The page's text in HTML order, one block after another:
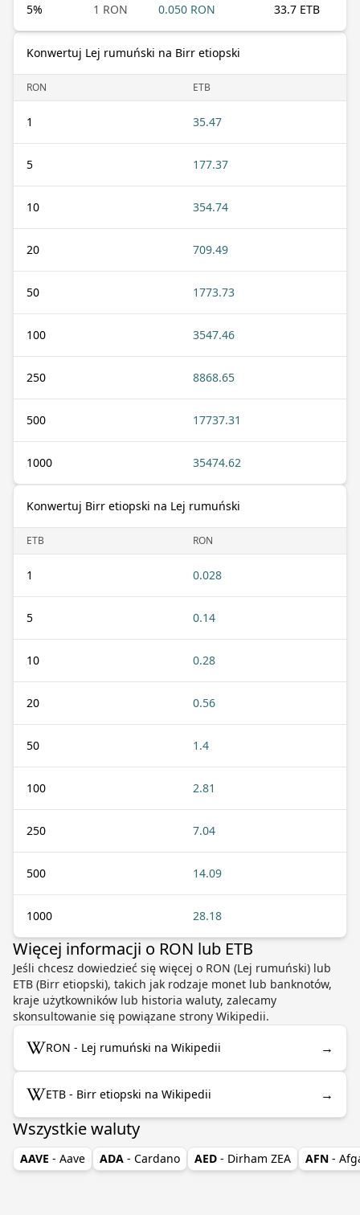
5% 1 RON 0.050 RON 33.7 ETB
Konwertuj Lej rumuński na Birr etiopski
RON ETB
1 35.47
5 177.37
10 354.74
20 709.49
50 1773.73
100 3547.46
250 8868.65
500 17737.31
1000 35474.62
Konwertuj Birr etiopski na Lej rumuński
ETB RON
1 0.028
5 0.14
10 0.28
20 0.56
50 1.4
100 2.81
250 7.04
500 14.09
1000 28.18
Więcej informacji o RON lub ETB
Jeśli chcesz dowiedzieć się więcej o RON (Lej rumuński) lub
ETB (Birr etiopski), takich jak rodzaje monet lub banknotów,
kraje użytkowników lub historia waluty, zalecamy
skonsultowanie się powiązane strony Wikipedii.
RON - Lej rumuński na Wikipedii →
ETB - Birr etiopski na Wikipedii →
Wszystkie waluty
AAVE - Aave ADA - Cardano AED - Dirham ZEA AFN -